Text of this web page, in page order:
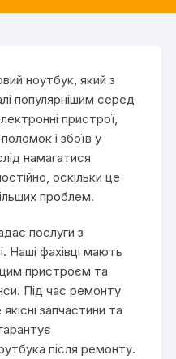
ноутбук, який з
популярнішим серед
пристрої,
і збоїв у
намагатися
оскільки це
проблем.
послуги з
Наші фахівці мають
пристроєм та
Під час ремонту
запчастини та
після ремонту.